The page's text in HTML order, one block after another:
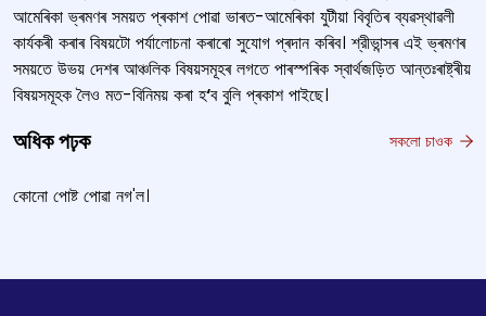
আমেৰিকা ভ্ৰমণৰ সময়ত প্ৰকাশ পোৱা ভাৰত-আমেৰিকা যুটীয়া বিবৃতিৰ ব্যৱস্থাৱলী
কাৰ্যকৰী কৰাৰ বিষয়টো পৰ্যালোচনা কৰাৰো সুযোগ প্ৰদান কৰিব। শ্রীভান্সৰ এই ভ্ৰমণৰ
সময়তে উভয় দেশৰ আঞ্চলিক বিষয়সমূহৰ লগতে পাৰস্পৰিক স্বার্থজড়িত আন্তঃৰাষ্ট্ৰীয়
বিষয়সমূহক লৈও মত-বিনিময় কৰা হ‘ব বুলি প্ৰকাশ পাইছে।
অধিক পঢ়ক সকলো চাওক
কোনো পোষ্ট পোৱা নগ'ল।